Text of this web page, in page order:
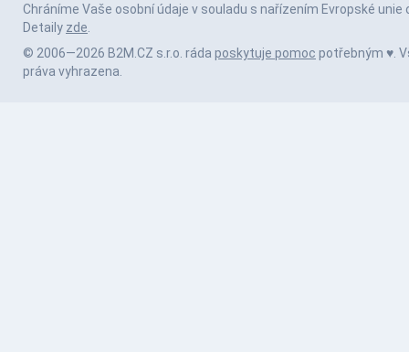
Chráníme Vaše osobní údaje v souladu s nařízením Evropské unie
Detaily zde
© 2006—2026 B2M.CZ s.r.o. ráda poskytuje pomoc potřebným ♥️.
práva vyhrazena.